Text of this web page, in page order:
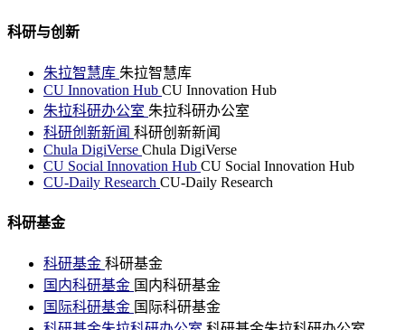
科研与创新
朱拉智慧库 朱拉智慧库
CU Innovation Hub CU Innovation Hub
朱拉科研办公室 朱拉科研办公室
科研创新新闻 科研创新新闻
Chula DigiVerse Chula DigiVerse
CU Social Innovation Hub CU Social Innovation Hub
CU-Daily Research CU-Daily Research
科研基金
科研基金 科研基金
国内科研基金 国内科研基金
国际科研基金 国际科研基金